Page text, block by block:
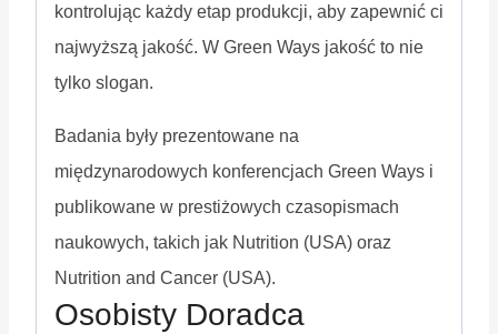
kontrolując każdy etap produkcji, aby zapewnić ci
najwyższą jakość. W Green Ways jakość to nie
tylko slogan.
Badania były prezentowane na
międzynarodowych konferencjach Green Ways i
publikowane w prestiżowych czasopismach
naukowych, takich jak Nutrition (USA) oraz
Nutrition and Cancer (USA).
Osobisty Doradca